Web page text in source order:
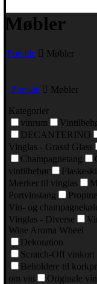
Møbler
Forside Møbler
Forside Møbler
Kategorier
vinrum
DECANTERINO
Vinglas - Grassl Glass
Champagnetang
vintilbehør
Mærker til vinglas
Portvinstang
Vin- og
Vinglas - Diverse
Wine Aroma Wheel
Dekoration
Scratch-Off vinkort
Beholdere til
om vin
Originale